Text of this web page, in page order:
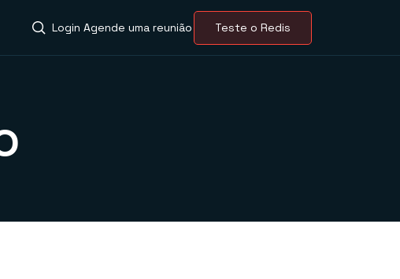
Login Agende uma reunião Teste o Redis